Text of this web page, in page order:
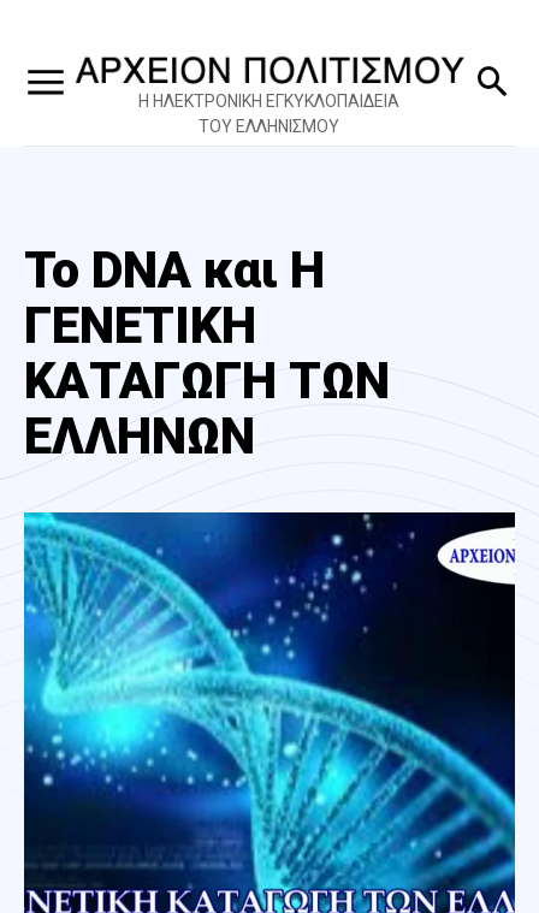
Η ΗΛΕΚΤΡΟΝΙΚΗ ΕΓΚΥΚΛΟΠΑΙΔΕΙΑ
ΤΟΥ ΕΛΛΗΝΙΣΜΟΥ
Το DNA και Η
ΓΕΝΕΤΙΚΗ
ΚΑΤΑΓΩΓΗ ΤΩΝ
ΕΛΛΗΝΩΝ